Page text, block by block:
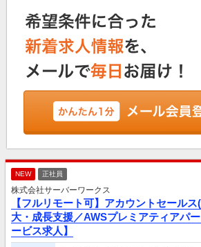
NEW 正社員
株式会社サーバーワークス
【フルリモート可】アカウントセール
大・成長支援／AWSプレミアティアパ
ービス求人】